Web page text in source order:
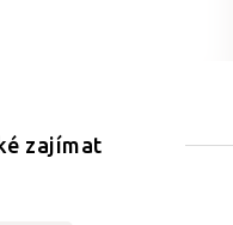
zajímat